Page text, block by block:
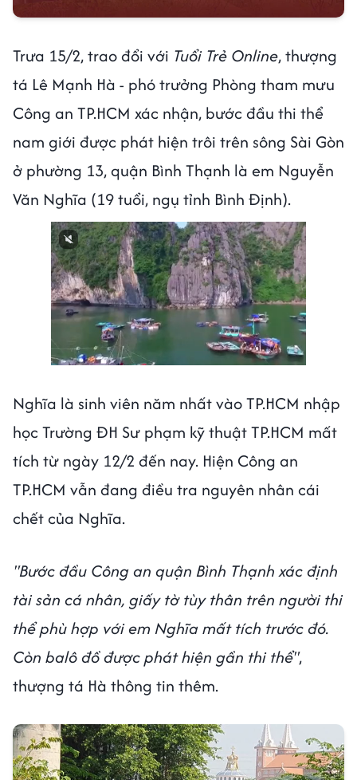
Trưa 15/2, trao đổi với Tuổi Trẻ Online, thượng
tá Lê Mạnh Hà - phó trưởng Phòng tham mưu
Công an TP.HCM xác nhận, bước đầu thi thể
nam giới được phát hiện trôi trên sông Sài Gòn
ở phường 13, quận Bình Thạnh là em Nguyễn
Văn Nghĩa (19 tuổi, ngụ tỉnh Bình Định).
Next video in 1 Cancel
Nghĩa là sinh viên năm nhất vào TP.HCM nhập
học Trường ĐH Sư phạm kỹ thuật TP.HCM mất
tích từ ngày 12/2 đến nay. Hiện Công an
TP.HCM vẫn đang điều tra nguyên nhân cái
chết của Nghĩa.
"Bước đầu Công an quận Bình Thạnh xác định
tài sản cá nhân, giấy tờ tùy thân trên người thi
thể phù hợp với em Nghĩa mất tích trước đó.
Còn balô đồ được phát hiện gần thi thể",
thượng tá Hà thông tin thêm.